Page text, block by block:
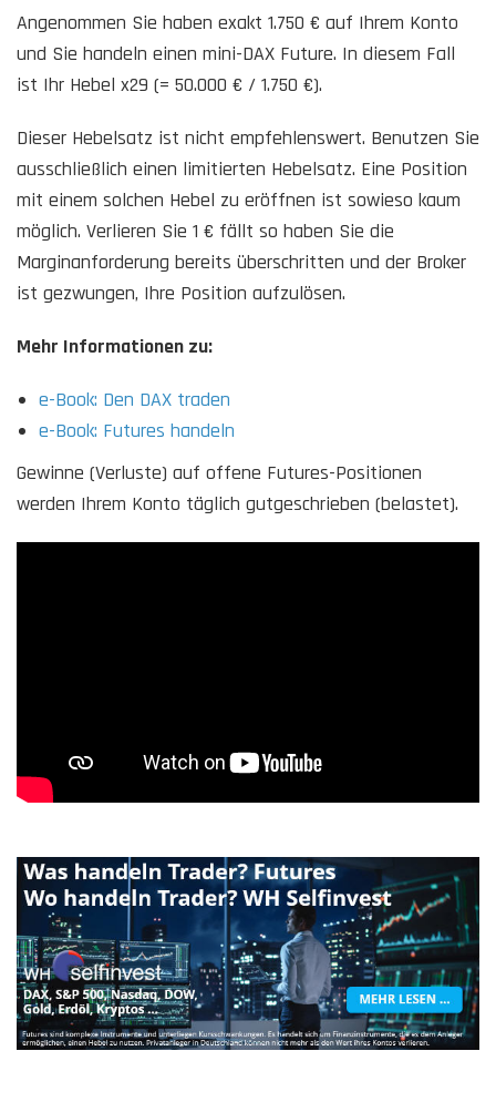
Angenommen Sie haben exakt 1.750 € auf Ihrem Konto
und Sie handeln einen mini-DAX Future. In diesem Fall
ist Ihr Hebel x29 (= 50.000 € / 1.750 €).
Dieser Hebelsatz ist nicht empfehlenswert. Benutzen Sie
ausschließlich einen limitierten Hebelsatz. Eine Position
mit einem solchen Hebel zu eröffnen ist sowieso kaum
möglich. Verlieren Sie 1 € fällt so haben Sie die
Marginanforderung bereits überschritten und der Broker
ist gezwungen, Ihre Position aufzulösen.
Mehr Informationen zu:
e-Book: Den DAX traden
e-Book: Futures handeln
Gewinne (Verluste) auf offene Futures-Positionen
werden Ihrem Konto täglich gutgeschrieben (belastet).